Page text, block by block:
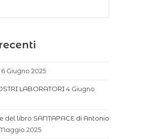
6 Giugno 2025
LABORATORI4 Giugno
del libro SANTAPACE di Antonio
2025